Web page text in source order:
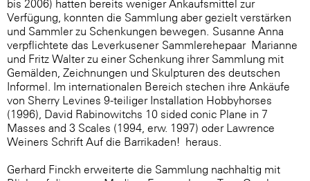
bis 2006) hatten bereits weniger Ankaufsmittel zur
Verfügung, konnten die Sammlung aber gezielt verstärken
und Sammler zu Schenkungen bewegen.
Susanne Anna
verpflichtete das Leverkusener Sammlerehepaar Marianne
und Fritz Walter zu einer Schenkung ihrer Sammlung mit
Gemälden, Zeichnungen und Skulpturen des deutschen
Informel. Im internationalen Bereich stechen ihre Ankäufe
von Sherry Levines 9-teiliger Installation Hobbyhorses
(1996), David Rabinowitchs 10 sided conic Plane in 7
Masses and 3 Scales (1994, erw. 1997) oder Lawrence
Weiners Schrift Auf die Barrikaden! heraus.
Gerhard Finckh erweiterte die Sammlung nachhaltig mit